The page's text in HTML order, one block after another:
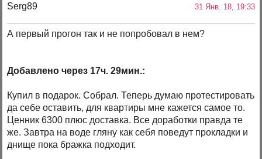
Serg89 31 Янв. 18, 19:33
А первый прогон так и не попробовал в нем?
Добавлено через 17ч. 29мин.:
Купил в подарок. Собрал. Теперь думаю протестировать
да себе оставить, для квартиры мне кажется самое то.
Ценник 6300 плюс доставка. Все доработки правда те
же. Завтра на воде гляну как себя поведут прокладки и
днище пока бражка подходит.